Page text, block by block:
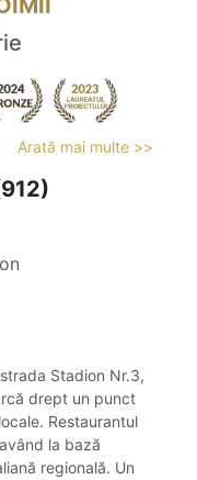
Arată mai multe >>
Stadion Nr.3,
drept un punct
Restaurantul
la bază
regională. Un